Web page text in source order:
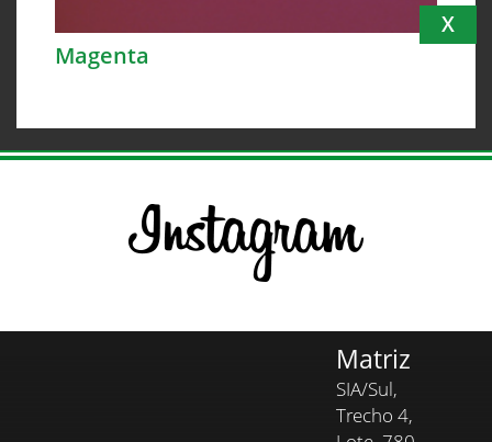
X
Magenta
Matriz
SIA/Sul,
Trecho 4,